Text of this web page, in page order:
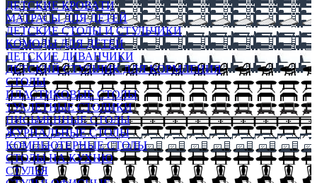
ДЕТСКИЕ КРОВАТИ
МАТРАСЫ ДЛЯ ДЕТЕЙ
ДЕТСКИЕ СТОЛЫ И СТУЛЬЧИКИ
КОМОДЫ ДЛЯ ДЕТЕЙ
ДЕТСКИЕ ДИВАНЧИКИ
ДЕТСКИЙ СТУЛЬЧИК ДЛЯ КОРМЛЕНИЯ
СТОЛЫ
ПЛАСТИКОВЫЕ СТОЛЫ
ТУАЛЕТНЫЕ СТОЛИКИ
ПИСЬМЕННЫЕ СТОЛЫ
ЖУРНАЛЬНЫЕ СТОЛЫ
КОМПЬЮТЕРНЫЕ СТОЛЫ
СТОЛЫ НА КУХНЮ
СТУЛЬЯ